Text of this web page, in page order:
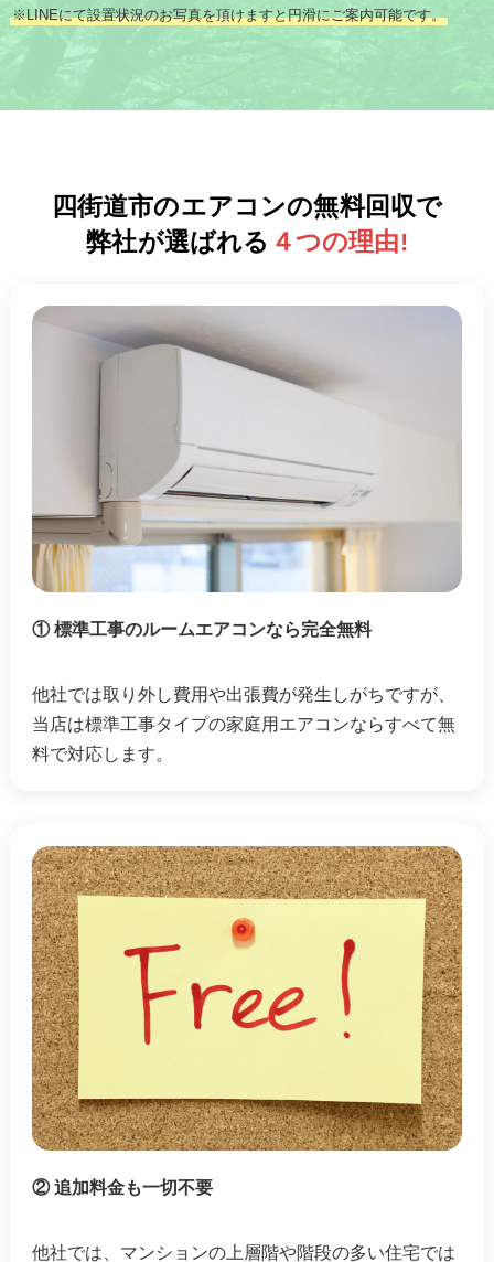
※LINEにて設置状況のお写真を頂けますと円滑にご案内可能です。
四街道市のエアコンの無料回収で
弊社が選ばれる ４つの理由!
① 標準工事のルームエアコンなら完全無料
他社では取り外し費用や出張費が発生しがちですが、
当店は標準工事タイプの家庭用エアコンならすべて無
料で対応します。
② 追加料金も一切不要
他社では、マンションの上層階や階段の多い住宅では